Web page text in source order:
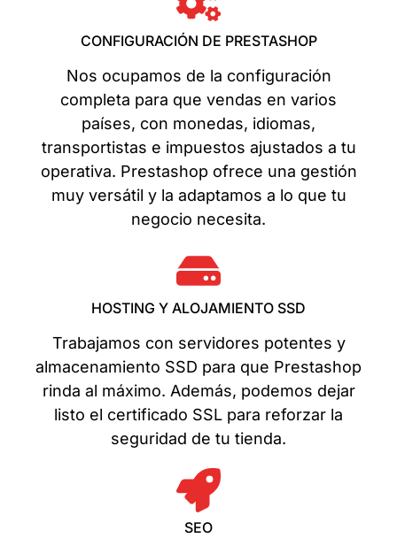
CONFIGURACIÓN DE PRESTASHOP
Nos ocupamos de la configuración
completa para que vendas en varios
países, con monedas, idiomas,
transportistas e impuestos ajustados a tu
operativa. Prestashop ofrece una gestión
muy versátil y la adaptamos a lo que tu
negocio necesita.
HOSTING Y ALOJAMIENTO SSD
Trabajamos con servidores potentes y
almacenamiento SSD para que Prestashop
rinda al máximo. Además, podemos dejar
listo el certificado SSL para reforzar la
seguridad de tu tienda.
SEO